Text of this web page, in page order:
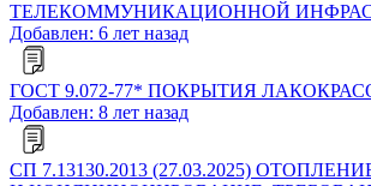
ТЕЛЕКОММУНИКАЦИОННОЙ
Добавлен: 6 лет назад
ГОСТ 9.072-77* ПОКРЫТИЯ
Добавлен: 8 лет назад
СП 7.13130.2013 (27.03.2025)